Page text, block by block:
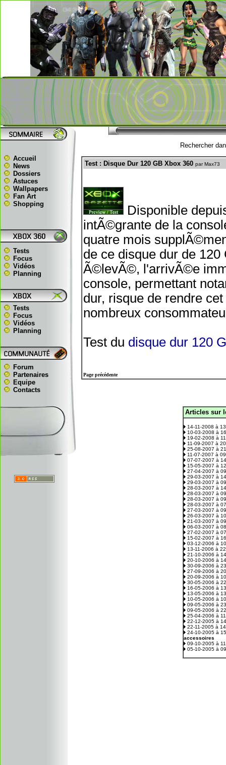
Accueil
News
Dossiers
Astuces
Wallpapers
Fan Art
Shopping
Tests
Focus
Vidéos
Planning
Tests
Focus
Vidéos
Planning
Forum
Partenaires
Equipe
Contacts
Rechercher
Test : Disque Dur 120 GB Xbox 360 par Max73
Disponible
intÃ©grante de la
quatre mois
de ce disque dur de
Ã©levÃ©, l'arrivÃ©e
console, permettant
dur, risque de rendre
nombreux
Test du disque dur 120
Page précédente
Articles sur
14-11-2008 à
10-03-2008 à
19-02-2008 à
11-09-2007 à
25-08-2007 à
11-07-2007 à
07-07-2007 à
15-05-2007 à
27-04-2007 à
29-03-2007 à
29-03-2007 à
28-03-2007 à
28-03-2007 à
28-03-2007 à
28-03-2007 à
27-03-2007 à
26-03-2007 à
21-03-2007 à
06-03-2007 à
27-02-2007 à
15-02-2007 à
03-12-2006 à
13-11-2006 à
21-10-2006 à
20-10-2006 à
30-09-2006 à
27-09-2006 à
20-09-2006 à
30-05-2006 à
16-05-2006 à
13-05-2006 à
10-05-2006 à
09-05-2006 à
09-05-2006 à
25-04-2006 à
22-12-2005 à
22-11-2005 à
24-10-2005 à
accessoires
09-10-2005 à
05-10-2005 à